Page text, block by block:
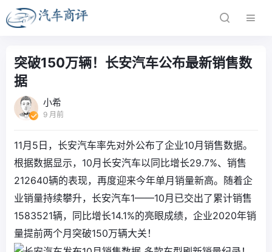
突破150万辆！长安汽车公布最新销售数
据
小希
9 月前
11月5日，长安汽车率先对外公布了企业10月销售数据。
根据数据显示，10月长安汽车以同比增长29.7%、销售
212640辆的表现，再度迎来今年单月销量新高。随着企
业销量持续攀升，长安汽车1——10月已交出了累计销售
1583521辆，同比增长14.1%的亮眼成绩，企业2020年销
量提前两个月突破150万辆大关！